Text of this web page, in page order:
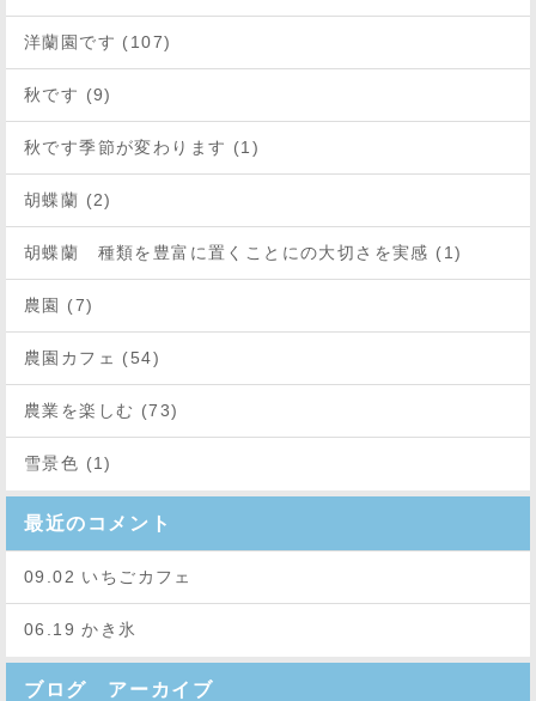
洋蘭園です (107)
秋です (9)
秋です季節が変わります (1)
胡蝶蘭 (2)
胡蝶蘭 種類を豊富に置くことにの大切さを実感 (1)
農園 (7)
農園カフェ (54)
農業を楽しむ (73)
雪景色 (1)
最近のコメント
09.02 いちごカフェ
06.19 かき氷
ブログ アーカイブ